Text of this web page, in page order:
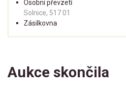
Osobní převzetí
Solnice, 517 01
Zásilkovna
Aukce skončila